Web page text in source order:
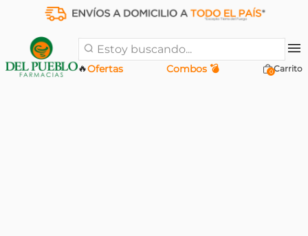
Estoy buscando...
Ofertas
🔥 Combos 💣 0